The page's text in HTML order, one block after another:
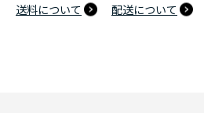
送料について 配送について